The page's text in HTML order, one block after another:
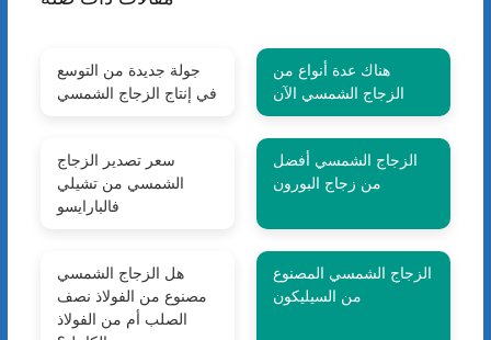
جولة جديدة من التوسع
في إنتاج الزجاج الشمسي
هناك عدة أنواع من
الزجاج الشمسي الآن
سعر تصدير الزجاج
الشمسي من تشيلي
فالبارايسو
الزجاج الشمسي أفضل
من زجاج البورون
هل الزجاج الشمسي
مصنوع من الفولاذ نصف
الصلب أم من الفولاذ
الزجاج الشمسي المصنوع
من السيليكون